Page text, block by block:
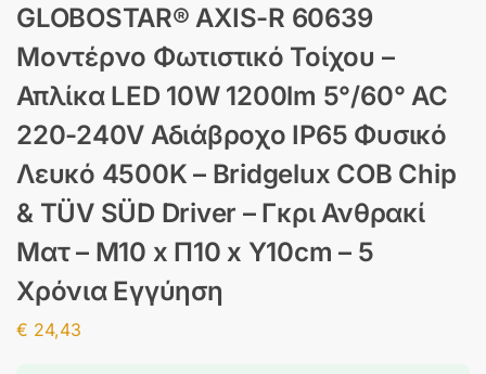
GLOBOSTAR® AXIS-R 60639
Μοντέρνο Φωτιστικό Τοίχου –
Απλίκα LED 10W 1200lm 5°/60° AC
220-240V Αδιάβροχο IP65 Φυσικό
Λευκό 4500K – Bridgelux COB Chip
& TÜV SÜD Driver – Γκρι Ανθρακί
Ματ – Μ10 x Π10 x Υ10cm – 5
Χρόνια Εγγύηση
€ 24,43